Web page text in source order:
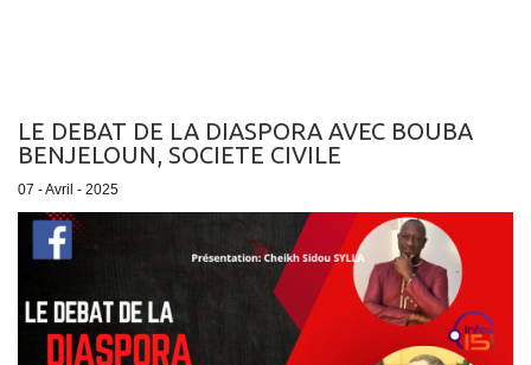
LE DEBAT DE LA DIASPORA AVEC BOUBA
BENJELOUN, SOCIETE CIVILE
07 - Avril - 2025